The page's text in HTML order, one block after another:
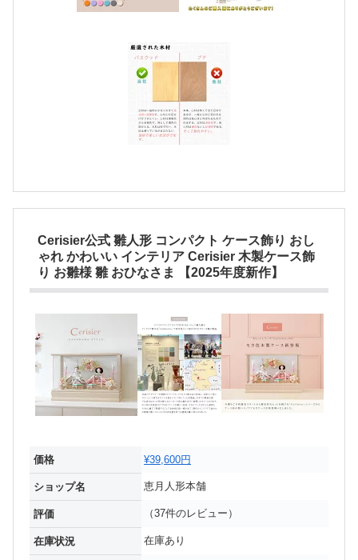
Cerisier公式 雛人形 コンパクト ケース飾り おし
ゃれ かわいい インテリア Cerisier 木製ケース飾
り お雛様 雛 おひなさま 【2025年度新作】
価格 ¥39,600円
ショップ名 恵月人形本舗
評価 （37件のレビュー）
在庫状況 在庫あり